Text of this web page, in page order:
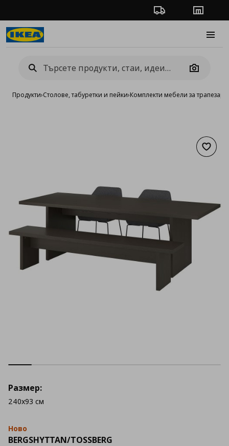
Проследяване на
Camera
Продукти›Столове, табуретки и пейки›Комплекти мебели за
Ново
BERGSHYTTAN/TOSSBERG
Размер:
240x93 см